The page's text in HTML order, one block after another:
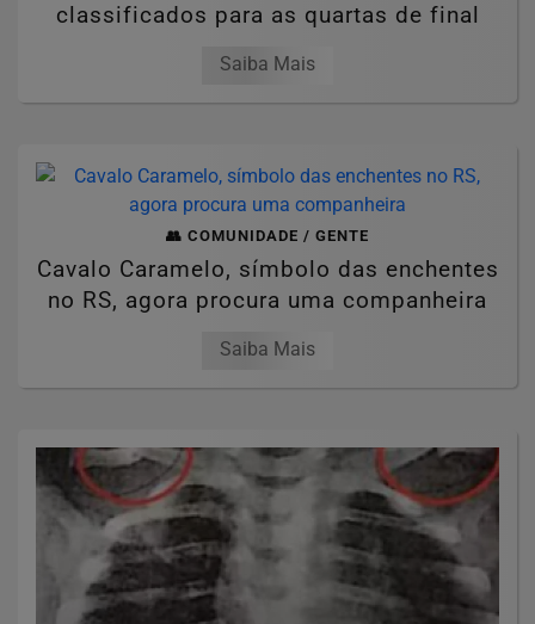
classificados para as quartas de final
Saiba Mais
👥 COMUNIDADE / GENTE
Cavalo Caramelo, símbolo das enchentes
no RS, agora procura uma companheira
Saiba Mais